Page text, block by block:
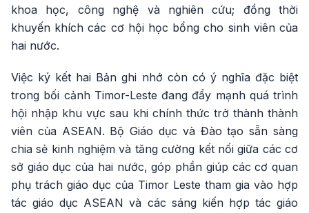
khoa học, công nghệ và nghiên cứu; đồng thời
khuyến khích các cơ hội học bổng cho sinh viên của
hai nước.
Việc ký kết hai Bản ghi nhớ còn có ý nghĩa đặc biệt
trong bối cảnh Timor-Leste đang đẩy mạnh quá trình
hội nhập khu vực sau khi chính thức trở thành thành
viên của ASEAN. Bộ Giáo dục và Đào tạo sẵn sàng
chia sẻ kinh nghiệm và tăng cường kết nối giữa các cơ
sở giáo dục của hai nước, góp phần giúp các cơ quan
phụ trách giáo dục của Timor Leste tham gia vào hợp
tác giáo dục ASEAN và các sáng kiến hợp tác giáo